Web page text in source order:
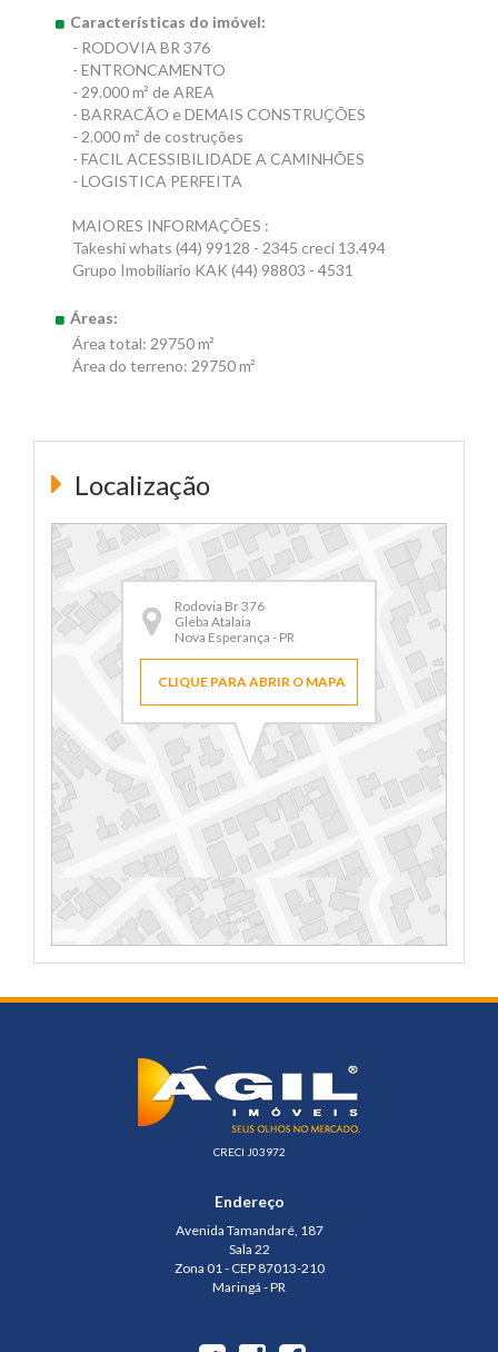
Características do imóvel:
- RODOVIA BR 376
- ENTRONCAMENTO
- 29.000 m² de AREA
- BARRACÃO e DEMAIS CONSTRUÇÕES
- 2.000 m² de costruções
- FACIL ACESSIBILIDADE A CAMINHÕES
- LOGISTICA PERFEITA
MAIORES INFORMAÇÕES :
Takeshi whats (44) 99128 - 2345 creci 13.494
Grupo Imobiliario KAK (44) 98803 - 4531
Áreas:
Área total: 29750 m²
Área do terreno: 29750 m²
Localização
Rodovia Br 376
Gleba Atalaia
Nova Esperança - PR
CLIQUE PARA ABRIR O MAPA
CRECI J03972
Endereço
Avenida Tamandaré, 187
Sala 22
Zona 01 - CEP 87013-210
Maringá - PR